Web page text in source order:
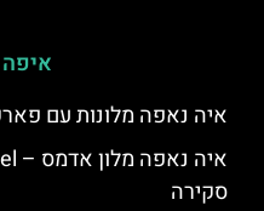
איפה
איה נאפה מלונות עם
סקירה